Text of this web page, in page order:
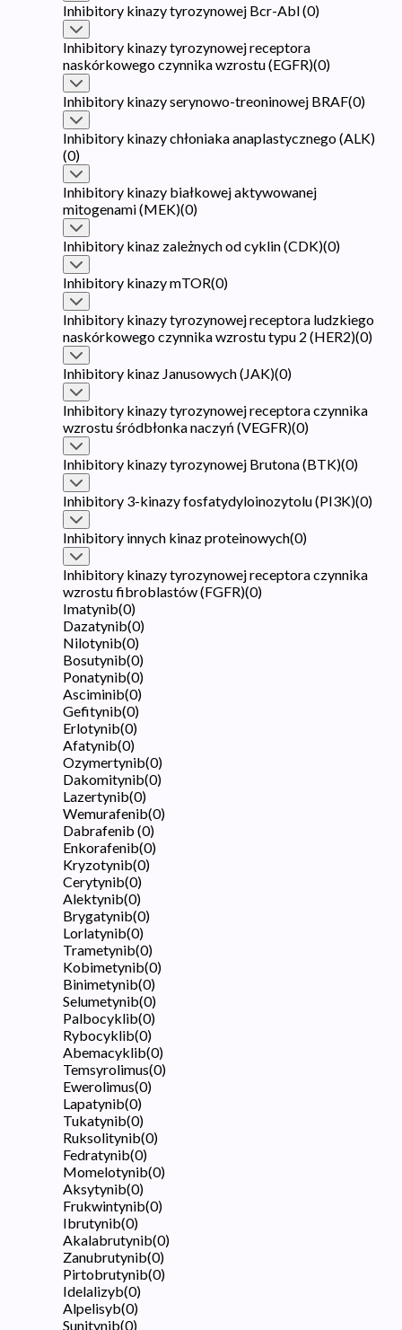
Inhibitory kinazy tyrozynowej Bcr-Abl(0)
Inhibitory kinazy tyrozynowej receptora
naskórkowego czynnika wzrostu (EGFR)(0)
Inhibitory kinazy serynowo-treoninowej BRAF(0)
Inhibitory kinazy chłoniaka anaplastycznego (ALK)
(0)
Inhibitory kinazy białkowej aktywowanej
mitogenami (MEK)(0)
Inhibitory kinaz zależnych od cyklin (CDK)(0)
Inhibitory kinazy mTOR(0)
Inhibitory kinazy tyrozynowej receptora ludzkiego
naskórkowego czynnika wzrostu typu 2 (HER2)(0)
Inhibitory kinaz Janusowych (JAK)(0)
Inhibitory kinazy tyrozynowej receptora czynnika
wzrostu śródbłonka naczyń (VEGFR)(0)
Inhibitory kinazy tyrozynowej Brutona (BTK)(0)
Inhibitory 3-kinazy fosfatydyloinozytolu (PI3K)(0)
Inhibitory innych kinaz proteinowych(0)
Inhibitory kinazy tyrozynowej receptora czynnika
wzrostu fibroblastów (FGFR)(0)
Imatynib(0)
Dazatynib(0)
Nilotynib(0)
Bosutynib(0)
Ponatynib(0)
Asciminib(0)
Gefitynib(0)
Erlotynib(0)
Afatynib(0)
Ozymertynib(0)
Dakomitynib(0)
Lazertynib(0)
Wemurafenib(0)
Dabrafenib (0)
Enkorafenib(0)
Kryzotynib(0)
Cerytynib(0)
Alektynib(0)
Brygatynib(0)
Lorlatynib(0)
Trametynib(0)
Kobimetynib(0)
Binimetynib(0)
Selumetynib(0)
Palbocyklib(0)
Rybocyklib(0)
Abemacyklib(0)
Temsyrolimus(0)
Ewerolimus(0)
Lapatynib(0)
Tukatynib(0)
Ruksolitynib(0)
Fedratynib(0)
Momelotynib(0)
Aksytynib(0)
Frukwintynib(0)
Ibrutynib(0)
Akalabrutynib(0)
Zanubrutynib(0)
Pirtobrutynib(0)
Idelalizyb(0)
Alpelisyb(0)
Sunitynib(0)